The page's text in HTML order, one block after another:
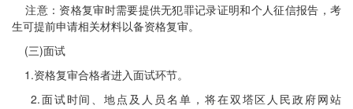
注意：资格复审时需要提供无犯罪记录证明和个人征信报告，考
生可提前申请相关材料以备资格复审。
(三)面试
1.资格复审合格者进入面试环节。
2.面试时间、地点及人员名单，将在双塔区人民政府网站